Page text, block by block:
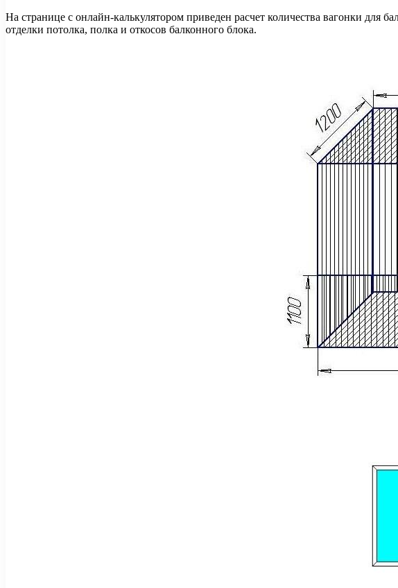
На странице с онлайн-калькулятором приведен расчет количества вагонки для
отделки потолка, полка и откосов балконного блока.